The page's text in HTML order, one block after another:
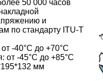
50 000 часов
и
по стандарту ITU-T
-40°C до +70°C
от -45°C до +85°C
мм